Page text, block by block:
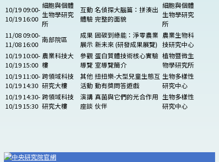
10/19 09:00-
10/19 16:00
細胞與個體
生物學研究
所
互動
體驗
名偵探大腦篇：拼湊出
完整的面貌
細胞與個體
生物學研究
所
11/08 09:00-
11/08 16:00
南部院區
成果
展示
固碳到綠能：淨零農業
新未來 (研發成果展覽)
農業生物科
技研究中心
10/19 10:00-
10/19 15:00
農業科技大
樓
參觀
導覽
蛋白質體技術核心實驗
室導覽簡介
植物暨微生
物學研究所
10/19 11:00-
10/19 14:30
跨領域科技
研究大樓
其他
活動
扭扭樂-大型兒童生態互
動有獎問答遊戲
生物多樣性
研究中心
10/19 14:30-
10/19 15:30
跨領域科技
研究大樓
演講
座談
真菌與它們的光合作用
伙伴
生物多樣性
研究中心